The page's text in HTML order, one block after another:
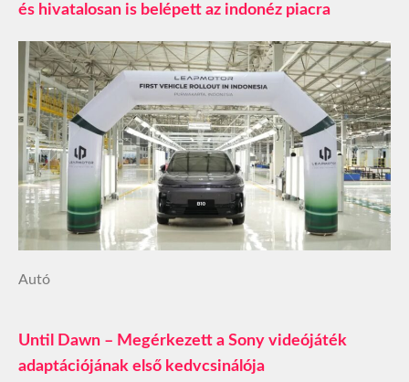
és hivatalosan is belépett az indonéz piacra
Autó
Until Dawn – Megérkezett a Sony videójáték
adaptációjának első kedvcsinálója